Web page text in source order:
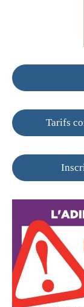
Tarifs